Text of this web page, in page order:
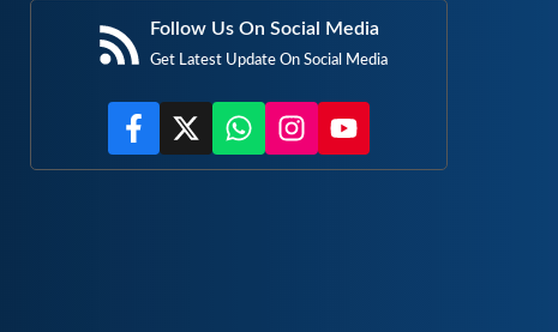
Follow Us On Social Media
Get Latest Update On Social Media